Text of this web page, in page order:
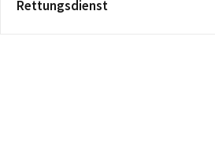
Rettungsdienst